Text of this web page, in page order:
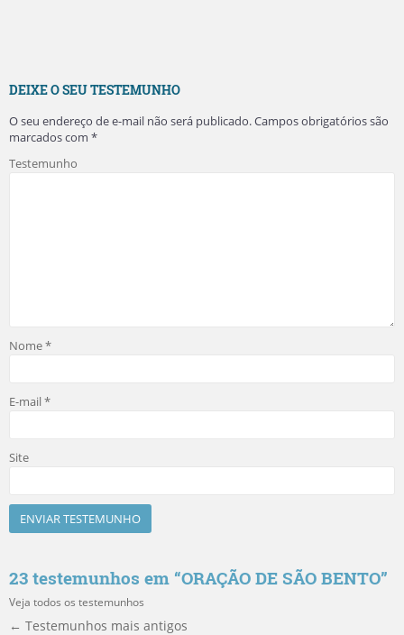
DEIXE O SEU TESTEMUNHO
O seu endereço de e-mail não será publicado.Campos obrigatórios são
marcados com *
Testemunho
Nome*
E-mail*
Site
23 testemunhos em “ORAÇÃO DE SÃO BENTO”
Veja todos os testemunhos
← Testemunhos mais antigos